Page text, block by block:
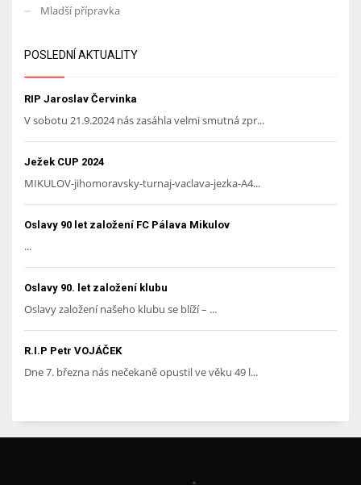
Mladší přípravka
POSLEDNÍ AKTUALITY
RIP Jaroslav Červinka
V sobotu 21.9.2024 nás zasáhla velmi smutná zpr...
Ježek CUP 2024
MIKULOV-jihomoravsky-turnaj-vaclava-jezka-A4...
Oslavy 90 let založení FC Pálava Mikulov
...
Oslavy 90. let založení klubu
Oslavy založení našeho klubu se blíží – ...
R.I.P Petr VOJÁČEK
Dne 7. března nás nečekaně opustil ve věku 49 l...